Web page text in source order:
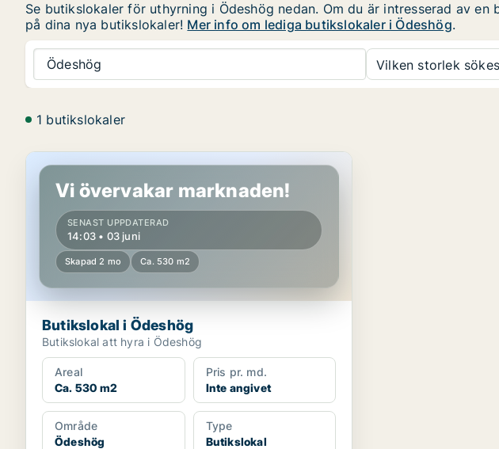
Se butikslokaler för uthyrning i Ödeshög nedan. Om du är intresserad av
på dina nya butikslokaler! Mer info om lediga butikslokaler i Ödeshög.
Ödeshög Vilken storlek
1 butikslokaler
Butikslokal i Ödeshög
Vi övervakar marknaden!
SENAST UPPDATERAD
14:03 • 03 juni
Skapad 2 mo Ca. 530 m2
Butikslokal i Ödeshög
Butikslokal att hyra i Ödeshög
Areal
Ca. 530 m2
Pris pr. md.
Inte angivet
Område
Ödeshög
Type
Butikslokal